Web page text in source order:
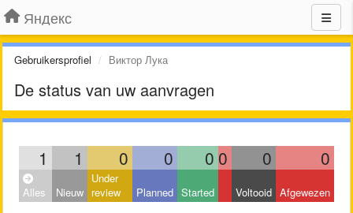
Яндекс
Gebruikersprofiel Виктор Лука
De status van uw aanvragen
1 1 0 0 0 0 0 0
Alles Nieuw
Under
review
Planned Started Voltooid Afgewezen